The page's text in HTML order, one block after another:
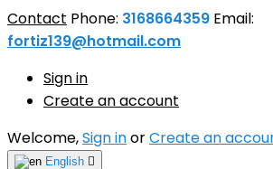
Contact Phone: 3168664359 Email:
fortiz139@hotmail.com
Sign in
Create an account
Welcome,Sign inorCreate an
English 